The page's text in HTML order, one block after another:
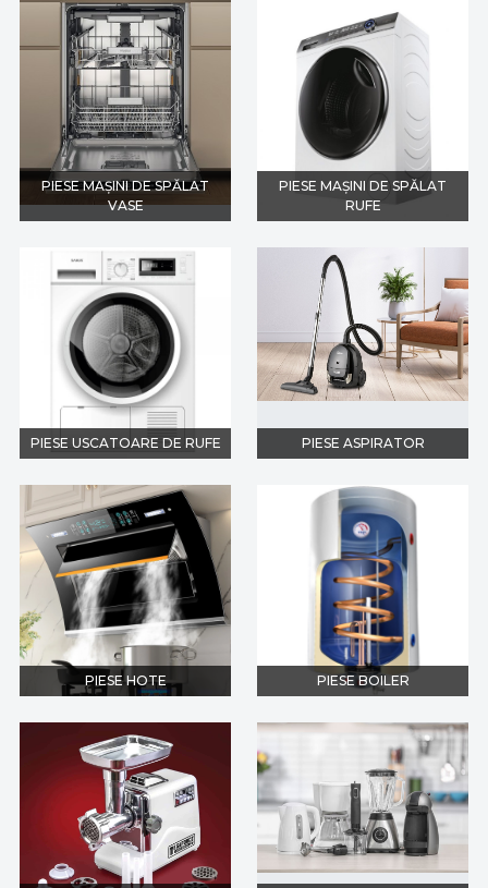
PIESE MAȘINI DE SPĂLAT
VASE
PIESE MAȘINI DE SPĂLAT
RUFE
PIESE USCATOARE DE RUFE PIESE ASPIRATOR
PIESE HOTE PIESE BOILER